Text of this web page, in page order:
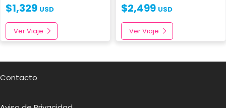
$1,329 USD
Ver Viaje
$2,499 USD
Ver Viaje
Contacto